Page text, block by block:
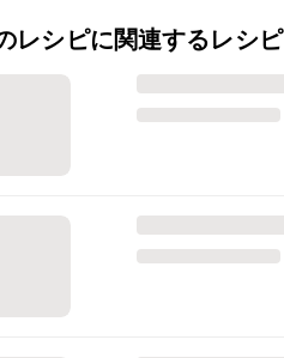
レシピに関連するレシピ